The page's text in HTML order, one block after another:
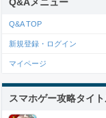
Q&Aメニュー
Q&A TOP
新規登録・ログイン
マイページ
スマホゲー攻略タイ